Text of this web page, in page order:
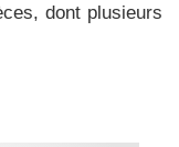
dont plusieurs